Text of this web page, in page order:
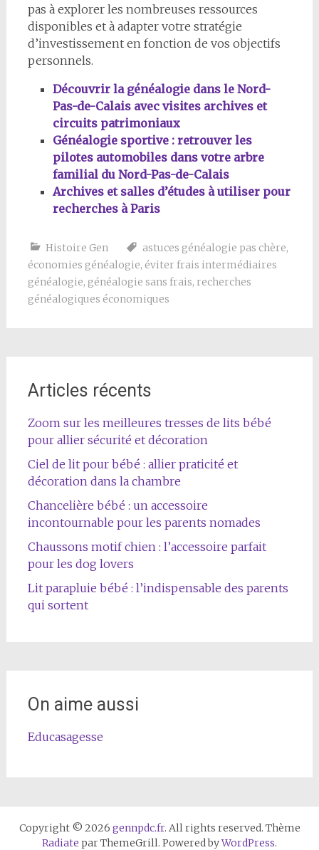
pas à explorer les nombreuses ressources
disponibles et à adapter votre stratégie
d’investissement en fonction de vos objectifs
personnels.
Découvrir la généalogie dans le Nord-
Pas-de-Calais avec visites archives et
circuits patrimoniaux
Généalogie sportive : retrouver les
pilotes automobiles dans votre arbre
familial du Nord-Pas-de-Calais
Archives et salles d’études à utiliser pour
recherches à Paris
Histoire Gen astuces généalogie pas chère,
économies généalogie, éviter frais intermédiaires
généalogie, généalogie sans frais, recherches
généalogiques économiques
Articles récents
Zoom sur les meilleures tresses de lits bébé
pour allier sécurité et décoration
Ciel de lit pour bébé : allier praticité et
décoration dans la chambre
Chancelière bébé : un accessoire
incontournable pour les parents nomades
Chaussons motif chien : l’accessoire parfait
pour les dog lovers
Lit parapluie bébé : l’indispensable des parents
qui sortent
On aime aussi
Educasagesse
Copyright © 2026 gennpdc.fr. All rights reserved. Thème
Radiate par ThemeGrill. Powered byWordPress.